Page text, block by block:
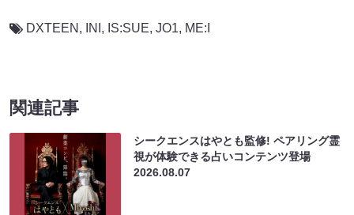
DXTEEN , INI , IS:SUE, JO1, ME:I
関連記事
シークエンスはやとも監修! ペアリング霊
視が体験できる占いコンテンツ登場
2026.08.07